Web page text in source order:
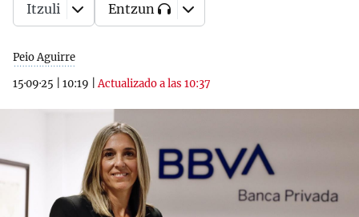
Peio Aguirre
15·09·25
10:19 |Actualizado a las 10:37
Itzuli Entzun